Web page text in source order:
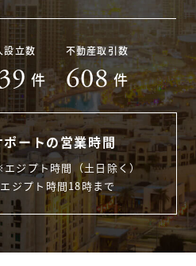
設立数
件
不動産取引数
608 件
ートの営業時間
ジプト時間（土日除く）
ジプト時間18時まで